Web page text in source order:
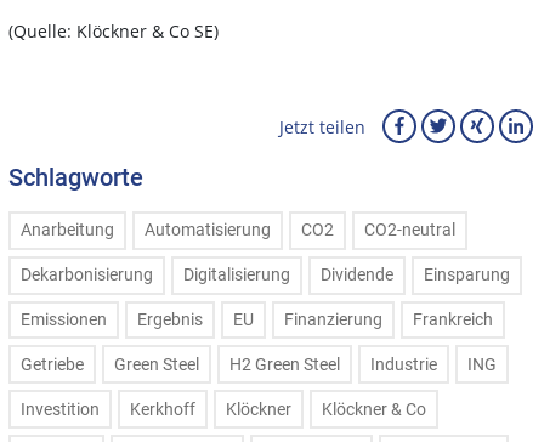
(Quelle: Klöckner & Co SE)
Jetzt teilen
Schlagworte
Anarbeitung Automatisierung CO2 CO2-neutral
Dekarbonisierung Digitalisierung Dividende Einsparung
Emissionen Ergebnis EU Finanzierung Frankreich
Getriebe Green Steel H2 Green Steel Industrie ING
Investition Kerkhoff Klöckner Klöckner & Co